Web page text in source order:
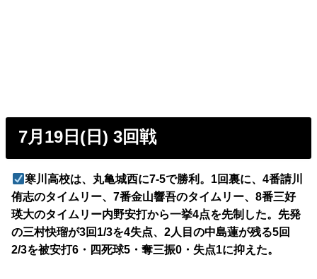
7月19日(日) 3回戦
寒川高校は、丸亀城西に7-5で勝利。1回裏に、4番請川
侑志のタイムリー、7番金山響吾のタイムリー、8番三好
瑛大のタイムリー内野安打から一挙4点を先制した。先発
の三村快瑠が3回1/3を4失点、2人目の中島蓮が残る5回
2/3を被安打6・四死球5・奪三振0・失点1に抑えた。